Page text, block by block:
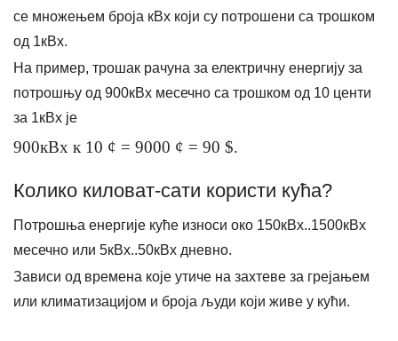
се множењем броја кВх који су потрошени са трошком
од 1кВх.
На пример, трошак рачуна за електричну енергију за
потрошњу од 900кВх месечно са трошком од 10 центи
за 1кВх је
900кВх к 10 ¢ = 9000 ¢ = 90 $.
Колико киловат-сати користи кућа?
Потрошња енергије куће износи око 150кВх..1500кВх
месечно или 5кВх..50кВх дневно.
Зависи од времена које утиче на захтеве за грејањем
или климатизацијом и броја људи који живе у кући.